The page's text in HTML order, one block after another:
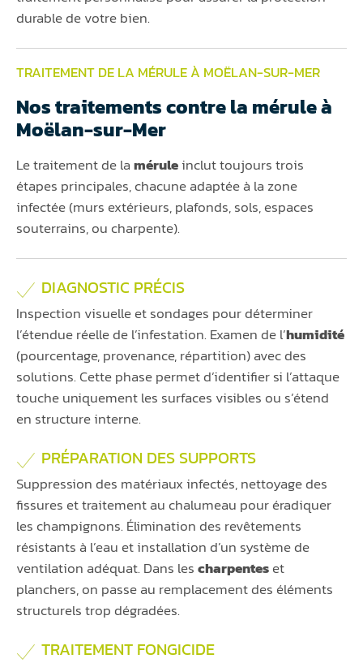
durable de votre bien.
TRAITEMENT DE LA MÉRULE À MOËLAN-SUR-MER
Nos traitements contre la mérule à
Moëlan-sur-Mer
Le traitement de laméruleinclut toujours trois
étapes principales, chacune adaptée à la zone
infectée (murs extérieurs, plafonds, sols, espaces
souterrains, ou charpente).
DIAGNOSTIC PRÉCIS
Inspection visuelle et sondages pour déterminer
l’étendue réelle de l’infestation. Examen de l’humidité
(pourcentage, provenance, répartition) avec des
solutions. Cette phase permet d’identifier si l’attaque
touche uniquement les surfaces visibles ou s’étend
en structure interne.
PRÉPARATION DES SUPPORTS
Suppression des matériaux infectés, nettoyage des
fissures et traitement au chalumeau pour éradiquer
les champignons. Élimination des revêtements
résistants à l’eau et installation d’un système de
ventilation adéquat. Dans lescharpenteset
planchers, on passe au remplacement des éléments
structurels trop dégradées.
TRAITEMENT FONGICIDE